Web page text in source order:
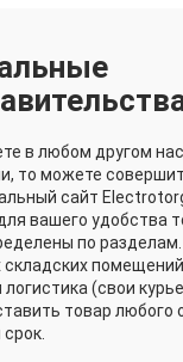
в любом другом
то можете
сайт
вашего удобства
по
(свои
товар любого